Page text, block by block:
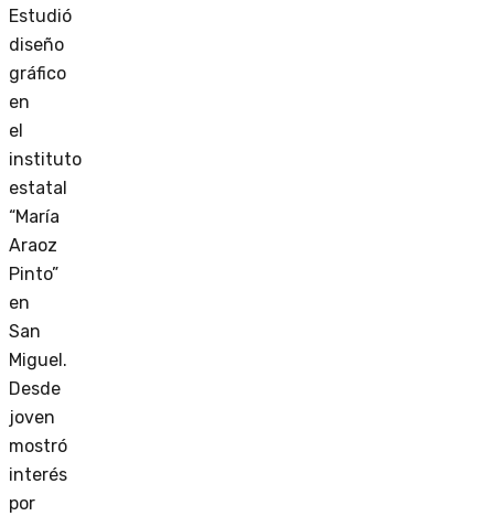
Estudió
diseño
gráfico
en
el
instituto
estatal
“María
Araoz
Pinto”
en
San
Miguel.
Desde
joven
mostró
interés
por